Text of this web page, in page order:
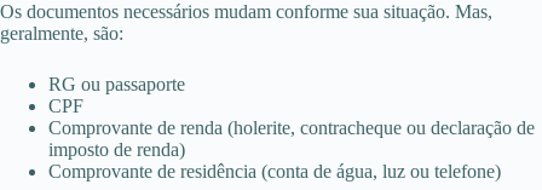
Os documentos necessários mudam conforme sua situação. Mas,
geralmente, são:
RG ou passaporte
CPF
Comprovante de renda (holerite, contracheque ou declaração de
imposto de renda)
Comprovante de residência (conta de água, luz ou telefone)